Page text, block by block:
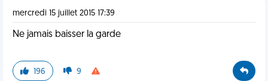
mercredi 15 juillet 2015 17:39
Ne jamais baisser la garde
196 9